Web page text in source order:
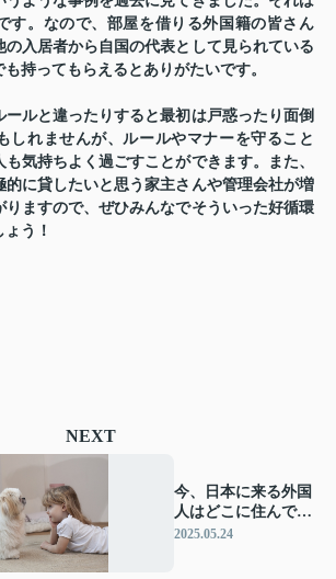
す。なので、部屋を借りる外国籍の皆さん
の入居者から自国の代表として見られている
持ってもらえるとありがたいです。
ールと違ったりすると最初は戸惑ったり面倒
しれませんが、ルールやマナーを守ること
気持ちよく過ごすことができます。また、
的に貸したいと思う家主さんや管理会社が増
りますので、ぜひみんなでそういった好循環
う！
NEXT
今、日本に来る外国
人はどこに住んでい
るの？
2025.05.24